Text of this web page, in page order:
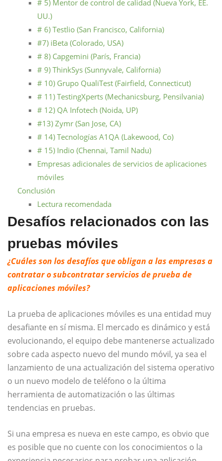
# 5) Mentor de control de calidad (Nueva York, EE.
UU.)
# 6) Testlio (San Francisco, California)
#7) iBeta (Colorado, USA)
# 8) Capgemini (París, Francia)
# 9) ThinkSys (Sunnyvale, California)
# 10) Grupo QualiTest (Fairfield, Connecticut)
# 11) TestingXperts (Mechanicsburg, Pensilvania)
# 12) QA Infotech (Noida, UP)
#13) Zymr (San Jose, CA)
# 14) Tecnologías A1QA (Lakewood, Co)
# 15) Indio (Chennai, Tamil Nadu)
Empresas adicionales de servicios de aplicaciones
móviles
Conclusión
Lectura recomendada
Desafíos relacionados con las
pruebas móviles
¿Cuáles son los desafíos que obligan a las empresas a
contratar o subcontratar servicios de prueba de
aplicaciones móviles?
La prueba de aplicaciones móviles es una entidad muy
desafiante en sí misma. El mercado es dinámico y está
evolucionando, el equipo debe mantenerse actualizado
sobre cada aspecto nuevo del mundo móvil, ya sea el
lanzamiento de una actualización del sistema operativo
o un nuevo modelo de teléfono o la última
herramienta de automatización o las últimas
tendencias en pruebas.
Si una empresa es nueva en este campo, es obvio que
es posible que no cuente con los conocimientos o la